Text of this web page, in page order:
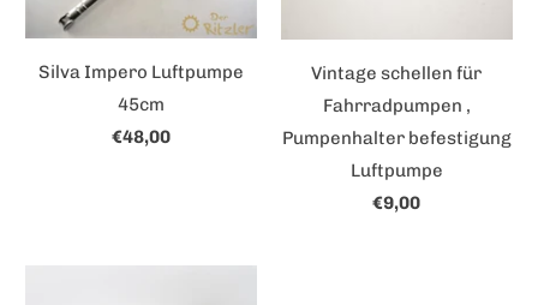
Silva Impero Luftpumpe
45cm
€48,00
Vintage schellen für
Fahrradpumpen ,
Pumpenhalter befestigung
Luftpumpe
€9,00